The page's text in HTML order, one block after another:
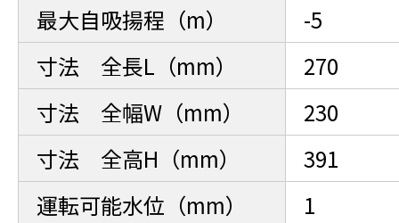
最大自吸揚程（m）
-5
寸法 全長L（mm）
270
寸法 全幅W（mm）
230
寸法 全高H（mm）
391
運転可能水位（mm）
1